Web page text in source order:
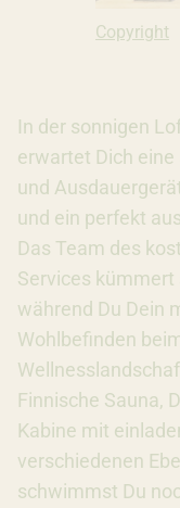
Copyright:
Copyright
In der sonnigen
erwartet Dich
und
und ein perfekt
Das Team des
Services kümmert
während Du Dein
Wohlbefinden
Finnische Sauna,
Kabine mit
verschiedenen
schwimmst Du